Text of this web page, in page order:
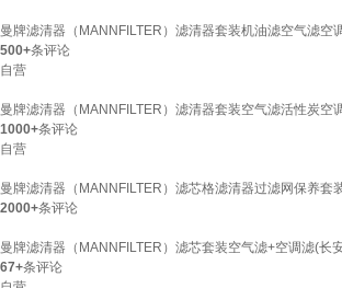
曼牌滤清器（MANNFILTER）滤清器套装机油滤空气滤空
500+条评论
自营
曼牌滤清器（MANNFILTER）滤清器套装空气滤活性炭空
1000+条评论
自营
曼牌滤清器（MANNFILTER）滤芯格滤清器过滤网保养
2000+条评论
曼牌滤清器（MANNFILTER）滤芯套装空气滤+空调滤(长
67+条评论